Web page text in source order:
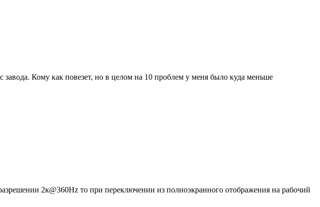
Кому как повезет, но в целом на 10 проблем у меня было куда меньше
2к@360Hz то при переключении из полноэкранного отображения на рабочий